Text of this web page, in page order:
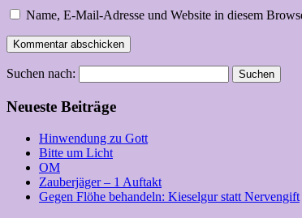
Name, E-Mail-Adresse und Website in diesem
Suchen nach:
Neueste Beiträge
Hinwendung zu Gott
Bitte um Licht
OM
Zauberjäger – 1 Auftakt
Gegen Flöhe behandeln: Kieselgur statt Nervengift